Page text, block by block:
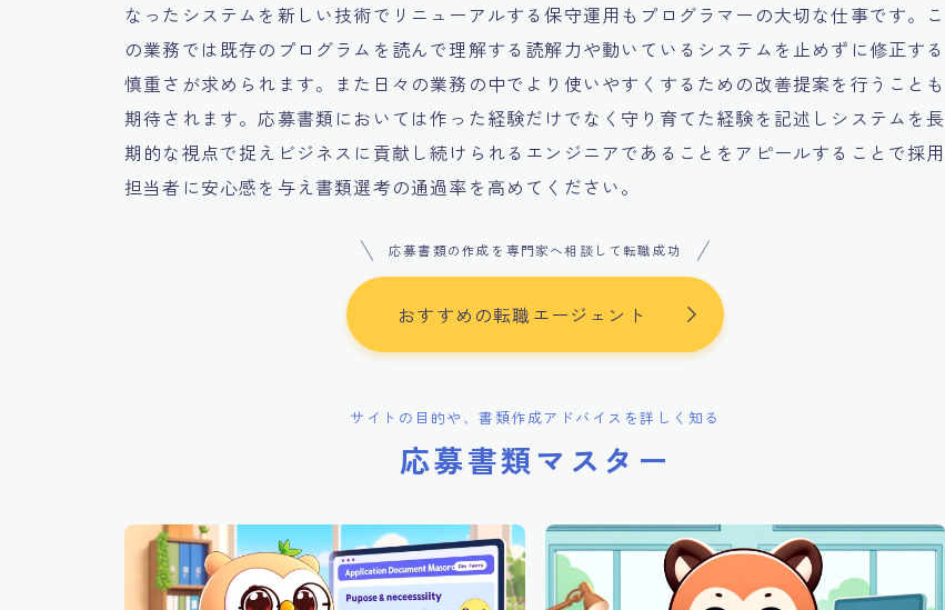
なったシステムを新しい技術でリニューアルする保守運用もプログラマーの大切な仕事です。こ
の業務では既存のプログラムを読んで理解する読解力や動いているシステムを止めずに修正する
慎重さが求められます。また日々の業務の中でより使いやすくするための改善提案を行うことも
期待されます。応募書類においては作った経験だけでなく守り育てた経験を記述しシステムを長
期的な視点で捉えビジネスに貢献し続けられるエンジニアであることをアピールすることで採用
担当者に安心感を与え書類選考の通過率を高めてください。
応募書類の作成を専門家へ相談して転職成功
おすすめの転職エージェント
サイトの目的や、書類作成アドバイスを詳しく知る
応募書類マスター